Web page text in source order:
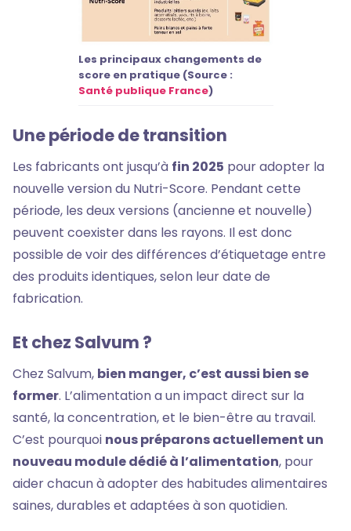
Les principaux changements de
score en pratique (Source :
Santé publique France)
Une période de transition
Les fabricants ont jusqu’à fin 2025 pour adopter la
nouvelle version du Nutri-Score. Pendant cette
période, les deux versions (ancienne et nouvelle)
peuvent coexister dans les rayons. Il est donc
possible de voir des différences d’étiquetage entre
des produits identiques, selon leur date de
fabrication.
Et chez Salvum ?
Chez Salvum, bien manger, c’est aussi bien se
former. L’alimentation a un impact direct sur la
santé, la concentration, et le bien-être au travail.
C’est pourquoi nous préparons actuellement un
nouveau module dédié à l’alimentation, pour
aider chacun à adopter des habitudes alimentaires
saines, durables et adaptées à son quotidien.